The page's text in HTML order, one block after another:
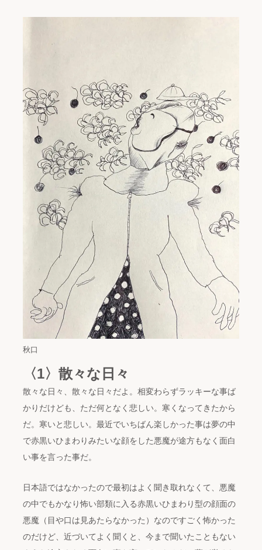
秋口
〈1〉散々な日々
散々な日々、散々な日々だよ。相変わらずラッキーな事ば
かりだけども、ただ何となく悲しい。寒くなってきたから
だ。寒いと悲しい。最近でいちばん楽しかった事は夢の中
で赤黒いひまわりみたいな顔をした悪魔が途方もなく面白
い事を言った事だ。
日本語ではなかったので最初はよく聞き取れなくて、悪魔
の中でもかなり怖い部類に入る赤黒いひまわり型の顔面の
悪魔（目や口は見あたらなかった）なのですごく怖かった
のだけど、近づいてよく聞くと、今まで聞いたこともない